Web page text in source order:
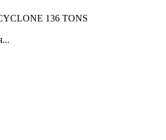
136 TONS